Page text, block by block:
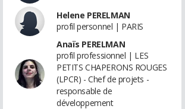
Helene PERELMAN
profil personnel | PARIS
Anaïs PERELMAN
profil professionnel | LES
PETITS CHAPERONS ROUGES
(LPCR) - Chef de projets -
responsable de
développement